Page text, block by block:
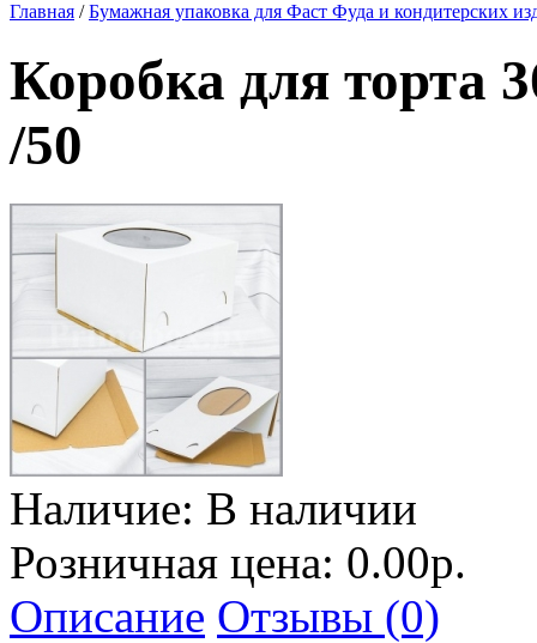
Главная /Бумажная упаковка для Фаст Фуда и кондитерских
Коробка для
/50
Наличие: В наличии
Розничная цена: 0.00р.
Описание Отзывы (0)